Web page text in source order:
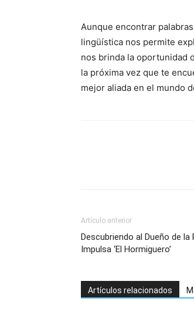
Aunque encontrar
lingüística nos permite
nos brinda la oportunidad
la próxima vez que te
mejor aliada en el mundo
Artículo anterior
Descubriendo al Dueño de
Impulsa ‘El Hormiguero’
Artículos relacionados